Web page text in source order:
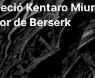
Kentaro
de Berserk